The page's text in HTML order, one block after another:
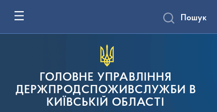
ГОЛОВНЕ УПРАВЛІННЯ
ДЕРЖПРОДСПОЖИВСЛУЖБИ В
КИЇВСЬКІЙ ОБЛАСТІ
Пошук